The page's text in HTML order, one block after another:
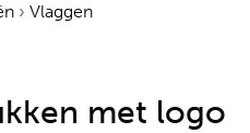
› Vlaggen
met logo